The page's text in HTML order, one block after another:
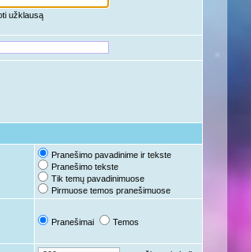
užklausą
Pranešimo pavadinime ir tekste
Pranešimo tekste
Tik temų pavadinimuose
Pirmuose temos pranešimuose
Pranešimai Temos